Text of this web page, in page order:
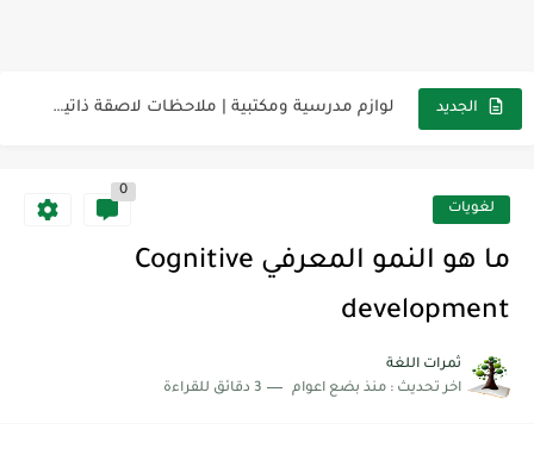
الجديد
أفضل أكواد خصم تفيدك عند التسوق Discount Codes That Help...
لغويات
0
ما هو النمو المعرفي Cognitive
development
ثمرات اللغة
اخر تحديث : منذ بضع اعوام 3 دقائق للقراءة